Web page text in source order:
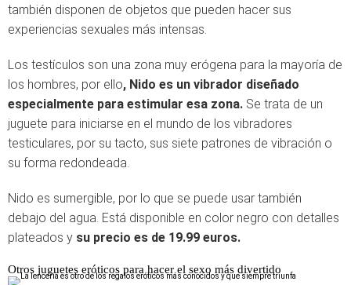
también disponen de objetos que pueden hacer sus
experiencias sexuales más intensas.
Los testículos son una zona muy erógena para la mayoría de
los hombres, por ello, Nido es un vibrador diseñado
especialmente para estimular esa zona. Se trata de un
juguete para iniciarse en el mundo de los vibradores
testiculares, por su tacto, sus siete patrones de vibración o
su forma redondeada.
Nido es sumergible, por lo que se puede usar también
debajo del agua. Está disponible en color negro con detalles
plateados y su precio es de 19.99 euros.
Otros juguetes eróticos para hacer el sexo más divertido